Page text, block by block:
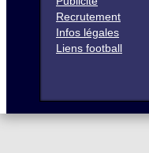
Recrutement
Infos légales
Liens football